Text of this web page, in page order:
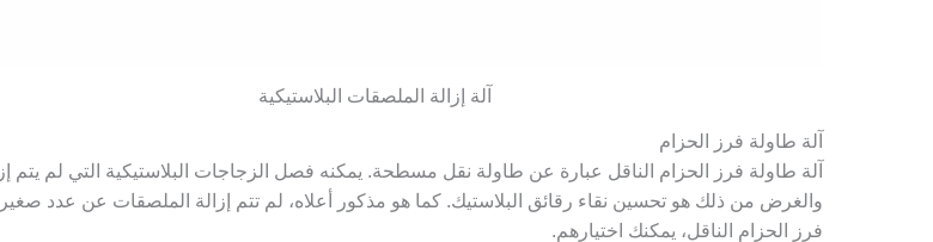
آلة إزالة الملصقات البلاستيكية
آلة طاولة فرز الحزام
آلة طاولة فرز الحزام الناقل عبارة عن طاولة نقل مسطحة. يمكنه فصل الزجاجات البلاستيكية التي لم يتم
والغرض من ذلك هو تحسين نقاء رقائق البلاستيك. كما هو مذكور أعلاه، لم تتم إزالة الملصقات عن عدد
فرز الحزام الناقل، يمكنك اختيارهم.